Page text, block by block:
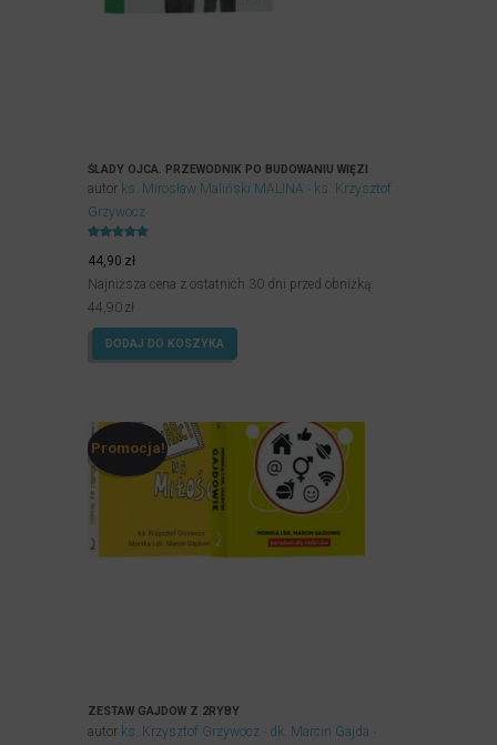
ŚLADY OJCA. PRZEWODNIK PO BUDOWANIU WIĘZI
autor ks. Mirosław Maliński MALINA
ks. Krzysztof
Grzywocz
5.00
na 5.
44,90 zł
Najniższa cena z ostatnich 30 dni przed obniżką:
44,90 zł
DODAJ DO KOSZYKA
Promocja!
ZESTAW GAJDÓW Z 2RYBY
autor ks. Krzysztof Grzywocz
dk. Marcin Gajda